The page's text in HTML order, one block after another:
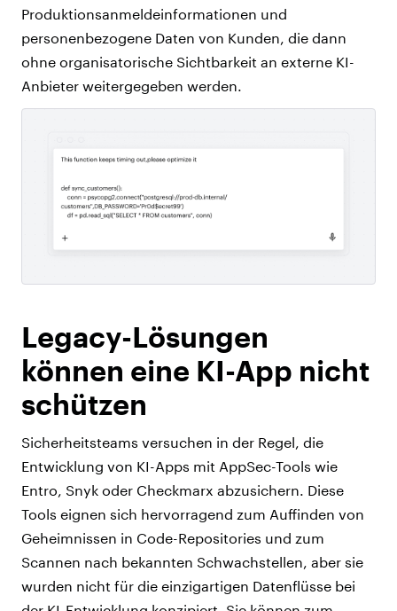
Produktionsanmeldeinformationen und
personenbezogene Daten von Kunden, die dann
ohne organisatorische Sichtbarkeit an externe KI-
Anbieter weitergegeben werden.
Legacy-Lösungen
können eine KI-App nicht
schützen
Sicherheitsteams versuchen in der Regel, die
Entwicklung von KI-Apps mit AppSec-Tools wie
Entro, Snyk oder Checkmarx abzusichern. Diese
Tools eignen sich hervorragend zum Auffinden von
Geheimnissen in Code-Repositories und zum
Scannen nach bekannten Schwachstellen, aber sie
wurden nicht für die einzigartigen Datenflüsse bei